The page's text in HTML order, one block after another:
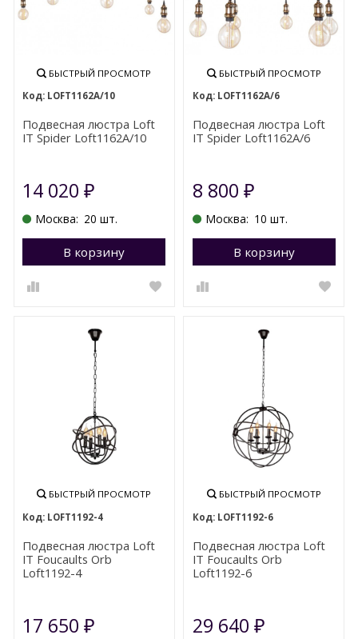
БЫСТРЫЙ ПРОСМОТР
LOFT1162A/10
Подвесная люстра Loft
IT Spider Loft1162A/10
14 020₽
Москва: 20 шт.
В корзину Перейти в корзину
БЫСТРЫЙ ПРОСМОТР
LOFT1162A/6
Подвесная люстра Loft
IT Spider Loft1162A/6
8 800 ₽
Москва: 10 шт.
В корзину
БЫСТРЫЙ ПРОСМОТР
LOFT1192-4
Подвесная люстра Loft
IT Foucaults Orb
Loft1192-4
17 650₽
БЫСТРЫЙ ПРОСМОТР
LOFT1192-6
Подвесная люстра Loft
IT Foucaults Orb
Loft1192-6
29 640 ₽